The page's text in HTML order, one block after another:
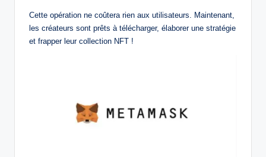
Cette opération ne coûtera rien aux utilisateurs. Maintenant,
les créateurs sont prêts à télécharger, élaborer une stratégie
et frapper leur collection NFT !